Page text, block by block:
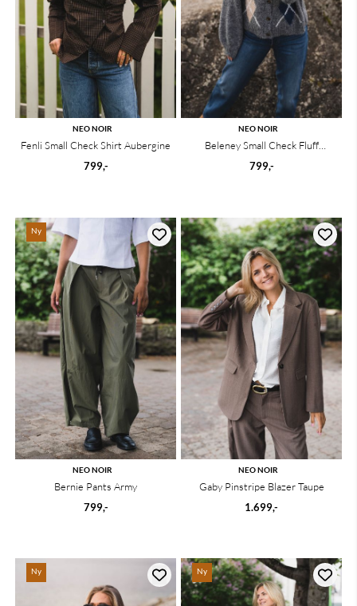
NEO NOIR
Fenli Small Check Shirt Aubergine
799,-
NEO NOIR
Beleney Small Check Fluff
Cardigan Dark Grey
799,-
Ny
NEO NOIR
Bernie Pants Army
799,-
NEO NOIR
Gaby Pinstripe Blazer Taupe
1.699,-
Ny Ny